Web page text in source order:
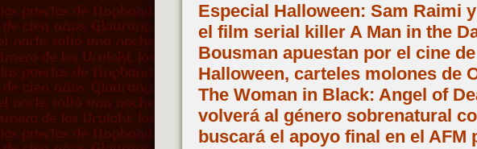
Especial Halloween: Sam Raimi
el film serial killer A Man in the
Bousman apuestan por el cine
Halloween, carteles molones de
The Woman in Black: Angel of
volverá al género sobrenatural
buscará el apoyo final en el